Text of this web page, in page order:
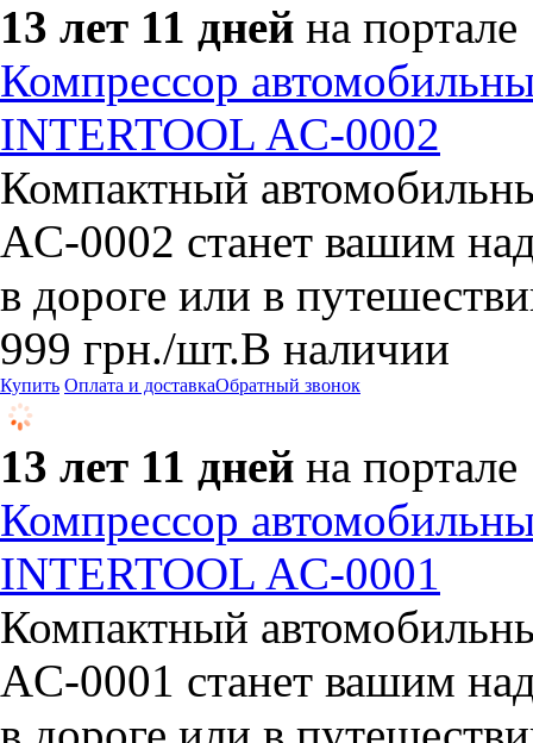
13 лет 11 дней на портале
Компрессор
INTERTOOL AC-0002
Компактный
AC-0002 станет вашим
в дороге или в
999 грн./шт.В наличии
Купить Оплата и доставкаОбратный звонок
13 лет 11 дней на портале
Компрессор
INTERTOOL AC-0001
Компактный
AC-0001 станет вашим